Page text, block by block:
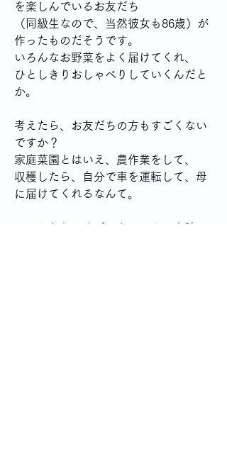
を楽しんでいるお友だち
（同級生なので、当然彼女も86歳）が
作ったものだそうです。
いろんなお野菜をよく届けてくれ、
ひとしきりおしゃべりしていくんだと
か。
考えたら、お友だちの方もすごくない
ですか？
家庭菜園とはいえ、農作業をして、
収穫したら、自分で車を運転して、母
に届けてくれるなんて。